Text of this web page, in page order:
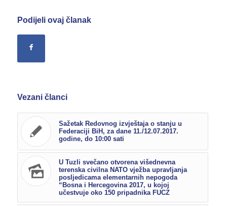
Podijeli ovaj članak
Vezani članci
Sažetak Redovnog izvještaja o stanju u
Federaciji BiH, za dane 11./12.07.2017.
godine, do 10:00 sati
U Tuzli svečano otvorena višednevna
terenska civilna NATO vježba upravljanja
posljedicama elementarnih nepogoda
“Bosna i Hercegovina 2017, u kojoj
učestvuje oko 150 pripadnika FUCZ